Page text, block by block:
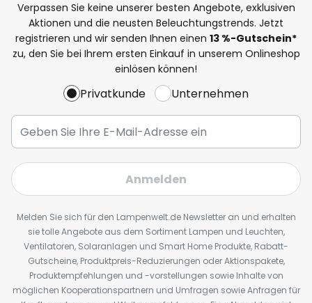
Verpassen Sie keine unserer besten Angebote, exklusiven
Aktionen und die neusten Beleuchtungstrends. Jetzt
registrieren und wir senden Ihnen einen 13 %-Gutschein*
zu, den Sie bei Ihrem ersten Einkauf in unserem Onlineshop
einlösen können!
Privatkunde Unternehmen
Anmelden
Melden Sie sich für den Lampenwelt.de Newsletter an und erhalten
sie tolle Angebote aus dem Sortiment Lampen und Leuchten,
Ventilatoren, Solaranlagen und Smart Home Produkte, Rabatt-
Gutscheine, Produktpreis-Reduzierungen oder Aktionspakete,
Produktempfehlungen und -vorstellungen sowie Inhalte von
möglichen Kooperationspartnern und Umfragen sowie Anfragen für